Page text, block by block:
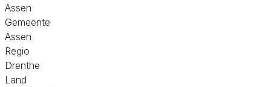
Assen
Gemeente
Assen
Regio
Drenthe
Land